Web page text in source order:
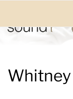
springen
SOUND
sound Soulmates –
Whitney